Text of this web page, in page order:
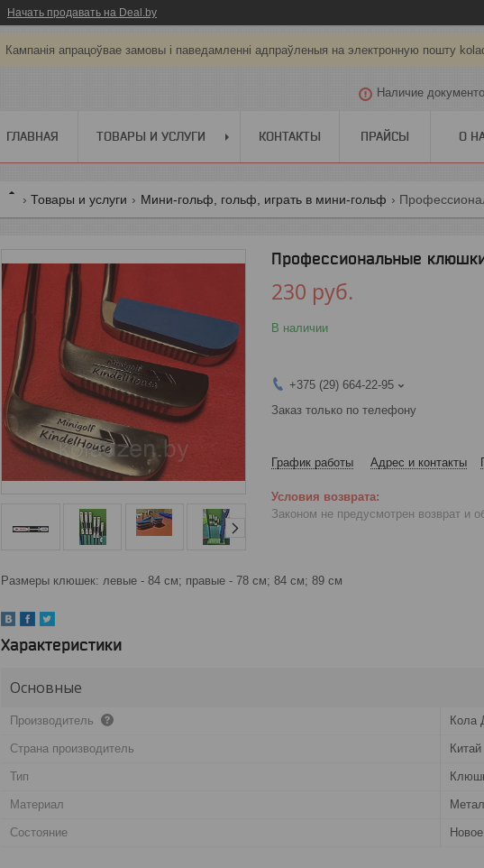
Начать продавать на Deal.by
Кампанія апрацоўвае замовы і паведамленні адпраўленыя на электронную пошту
Наличие
ГЛАВНАЯ ТОВАРЫ И УСЛУГИ КОНТАКТЫ ПРАЙСЫ О
Товары и услуги Мини-гольф, гольф, играть в мини-гольф
Профессиональные
230 руб.
В наличии
+375 (29) 664-22-95
Заказ только по телефону
График работы Адрес и контакты
Законом не предусмотрен возврат и
Размеры клюшек: левые - 84 см; правые - 78 см; 84 см; 89 см
Характеристики
Основные
Производитель Кола
Страна производитель Китай
Тип
Материал
Состояние Новое